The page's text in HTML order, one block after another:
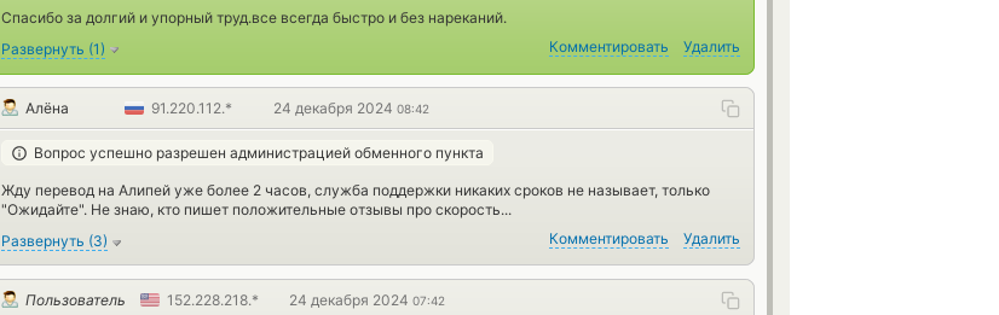
Спасибо за долгий и упорный труд.все всегда быстро и без нареканий.
Развернуть (1) Комментировать Удалить
Алёна 91.220.112.* 24 декабря 2024 08:42
Вопрос успешно разрешен администрацией обменного пункта
Жду перевод на Алипей уже более 2 часов, служба поддержки никаких сроков не называет, только
"Ожидайте". Не знаю, кто пишет положительные отзывы про скорость...
Развернуть (3) Комментировать Удалить
Пользователь 152.228.218.* 24 декабря 2024 07:42